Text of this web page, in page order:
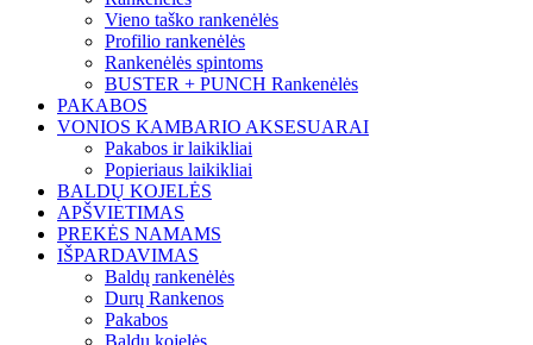
Vieno taško rankenėlės
Profilio rankenėlės
Rankenėlės spintoms
BUSTER + PUNCH Rankenėlės
PAKABOS
VONIOS KAMBARIO AKSESUARAI
Pakabos ir laikikliai
Popieriaus laikikliai
BALDŲ KOJELĖS
APŠVIETIMAS
PREKĖS NAMAMS
IŠPARDAVIMAS
Baldų rankenėlės
Durų Rankenos
Pakabos